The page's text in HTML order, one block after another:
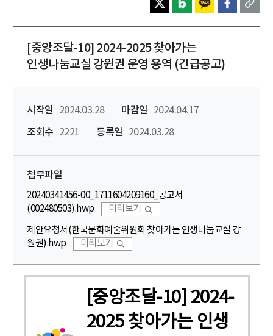
[중앙조달-10] 2024-2025 찾아가는
인생나눔교실 강원권 운영 용역 (긴급공고)
시작일 2024.03.28 마감일
2024.04.17
조회수
2221 등록일 2024.03.28
첨부파일
20240341456-00_1711604209160_공고서
(002480503).hwp
미리보기
제안요청서(한국문화예술위원회 찾아가는 인생나눔교실 강
원권).hwp
미리보기
[중앙조달-10] 2024-
2025 찾아가는 인생